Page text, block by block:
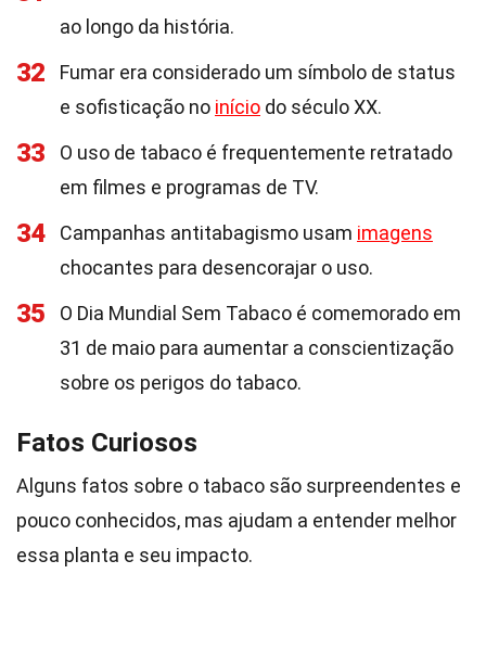
ao longo da história.
32
Fumar era considerado um símbolo de status
e sofisticação no início do século XX.
33
O uso de tabaco é frequentemente retratado
em filmes e programas de TV.
34 Campanhas antitabagismo usam imagens
chocantes para desencorajar o uso.
35
O Dia Mundial Sem Tabaco é comemorado em
31 de maio para aumentar a conscientização
sobre os perigos do tabaco.
Fatos Curiosos
Alguns fatos sobre o tabaco são surpreendentes e
pouco conhecidos, mas ajudam a entender melhor
essa planta e seu impacto.